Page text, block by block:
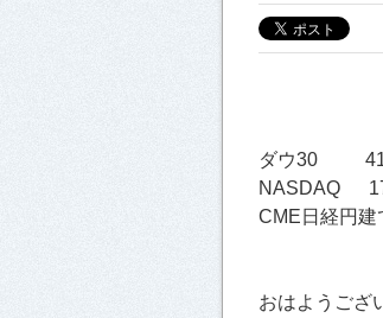
ダウ30
NASDAQ
CME日経円
おはようござ